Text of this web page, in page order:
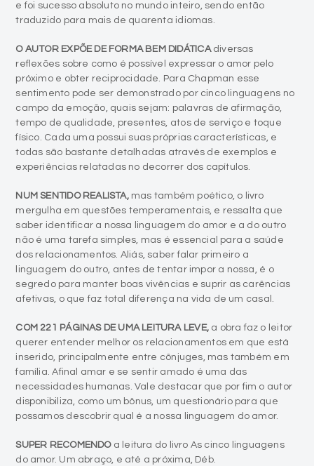
e foi sucesso absoluto no mundo inteiro, sendo então
traduzido para mais de quarenta idiomas.
O AUTOR EXPÕE DE FORMA BEM DIDÁTICAdiversas
reflexões sobre como é possível expressar o amor pelo
próximo e obter reciprocidade. Para Chapman esse
sentimento pode ser demonstrado por cinco linguagens no
campo da emoção, quais sejam: palavras de afirmação,
tempo de qualidade, presentes, atos de serviço e toque
físico. Cada uma possui suas próprias características, e
todas são bastante detalhadas através de exemplos e
experiências relatadas no decorrer dos capítulos.
NUM SENTIDO REALISTA,mas também poético, o livro
mergulha em questões temperamentais, e ressalta que
saber identificar a nossa linguagem do amor e a do outro
não é uma tarefa simples, mas é essencial para a saúde
dos relacionamentos. Aliás, saber falar primeiro a
linguagem do outro, antes de tentar impor a nossa, é o
segredo para manter boas vivências e suprir as carências
afetivas, o que faz total diferença na vida de um casal.
COM 221 PÁGINAS DE UMA LEITURA LEVE,a obra faz o leitor
querer entender melhor os relacionamentos em que está
inserido, principalmente entre cônjuges, mas também em
família. Afinal amar e se sentir amado é uma das
necessidades humanas. Vale destacar que por fim o autor
disponibiliza, como um bônus, um questionário para que
possamos descobrir qual é a nossa linguagem do amor.
SUPER RECOMENDO a leitura do livro As cinco linguagens
do amor. Um abraço, e até a próxima, Déb.